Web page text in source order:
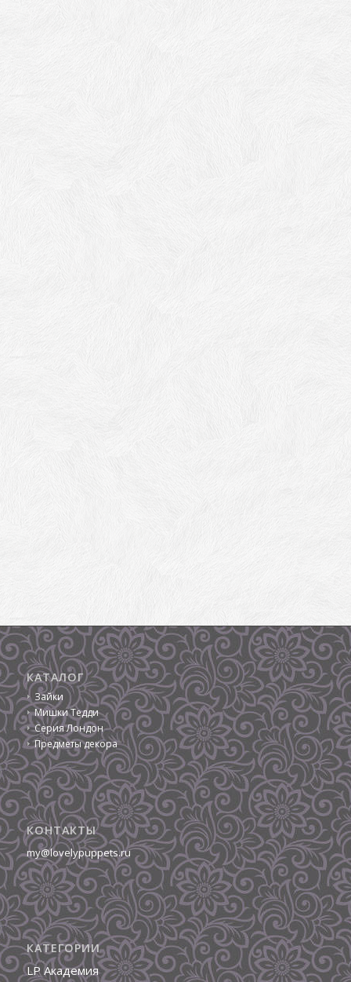
КАТАЛОГ
Зайки
Мишки Тедди
Серия Лондон
Предметы декора
КОНТАКТЫ
my@lovelypuppets.ru
КАТЕГОРИИ
LP Академия